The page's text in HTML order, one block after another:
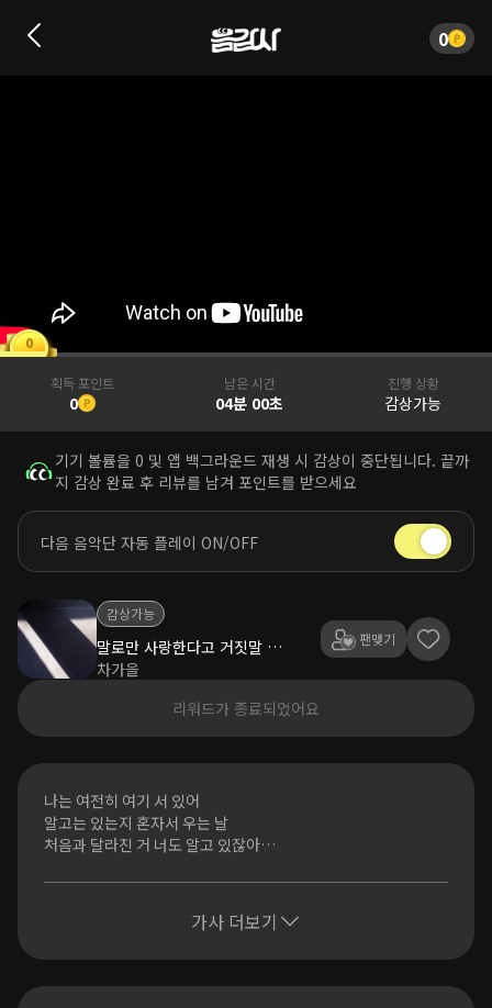
0
0
획득 포인트
0
남은 시간
04분 00초
진행 상황
감상가능
기기 볼륨을 0 및 앱 백그라운드 재생 시 감상이 중단됩니다. 끝까
지 감상 완료 후 리뷰를 남겨 포인트를 받으세요
다음 음악단 자동 플레이 ON/OFF
감상가능
말로만 사랑한다고 거짓말 좀 그만해
차가을
팬맺기
리워드가 종료되었어요
나는 여전히 여기 서 있어
알고는 있는지 혼자서 우는 날
처음과 달라진 거 너도 알고 있잖아
함께 했던 우리의 약속들은
너 혼자 끝내 버렸어
가사 더보기